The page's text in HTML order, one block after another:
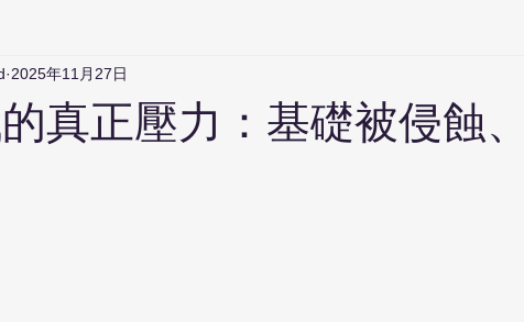
真正壓力：基礎被侵蝕
2025年11月27日